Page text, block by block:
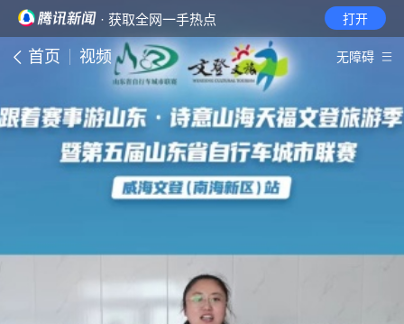
· 获取全网一手热点 打开
首页 视频 无障碍